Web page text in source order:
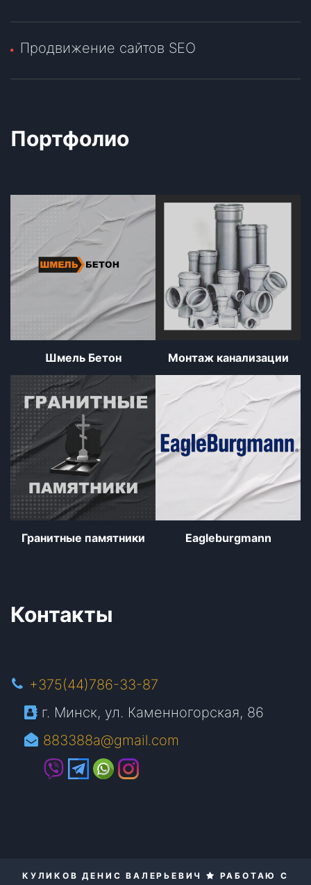
Продвижение сайтов SEO
Портфолио
Шмель Бетон Монтаж канализации
Гранитные памятники Eagleburgmann
Контакты
+375(44)786-33-87
г. Минск, ул. Каменногорская, 86
883388a@gmail.com
КУЛИКОВ ДЕНИС ВАЛЕРЬЕВИЧ РАБОТАЮ С